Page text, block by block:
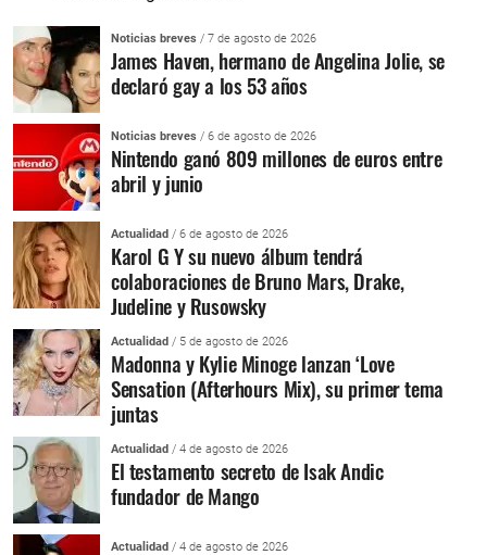
Noticias breves / 7 de agosto de 2026
James Haven, hermano de Angelina Jolie, se
declaró gay a los 53 años
Noticias breves / 6 de agosto de 2026
Nintendo ganó 809 millones de euros entre
abril y junio
Actualidad / 6 de agosto de 2026
Karol G Y su nuevo álbum tendrá
colaboraciones de Bruno Mars, Drake,
Judeline y Rusowsky
Actualidad / 5 de agosto de 2026
Madonna y Kylie Minoge lanzan ‘Love
Sensation (Afterhours Mix), su primer tema
juntas
Actualidad / 4 de agosto de 2026
El testamento secreto de Isak Andic
fundador de Mango
Actualidad / 4 de agosto de 2026